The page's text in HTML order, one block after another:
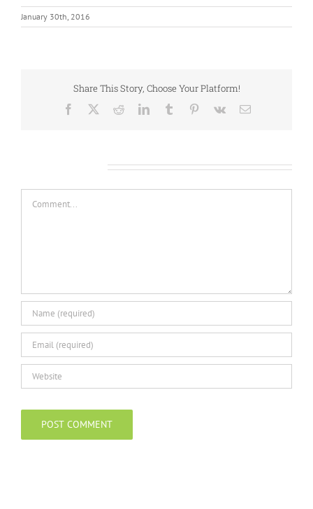
January 30th, 2016
Share This Story, Choose Your Platform!
Facebook RedditLinkedInTumblr Pinterest
Vk Email